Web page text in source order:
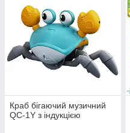
Краб бігаючий музичний
QC-1Y з індукцією